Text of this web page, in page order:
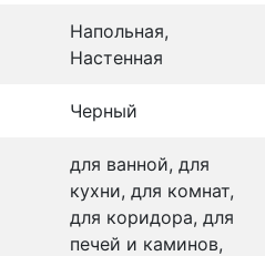
Напольная,
Настенная
Черный
для ванной, для
кухни, для комнат,
для коридора, для
печей и каминов,